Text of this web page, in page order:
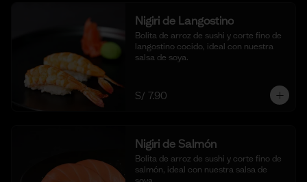
Nigiri de Langostino
Bolita de arroz de sushi y corte fino de
langostino cocido, ideal con nuestra
salsa de soya.
S/ 7.90
Nigiri de Salmón
Bolita de arroz de sushi y corte fino de
salmón, ideal con nuestra salsa de